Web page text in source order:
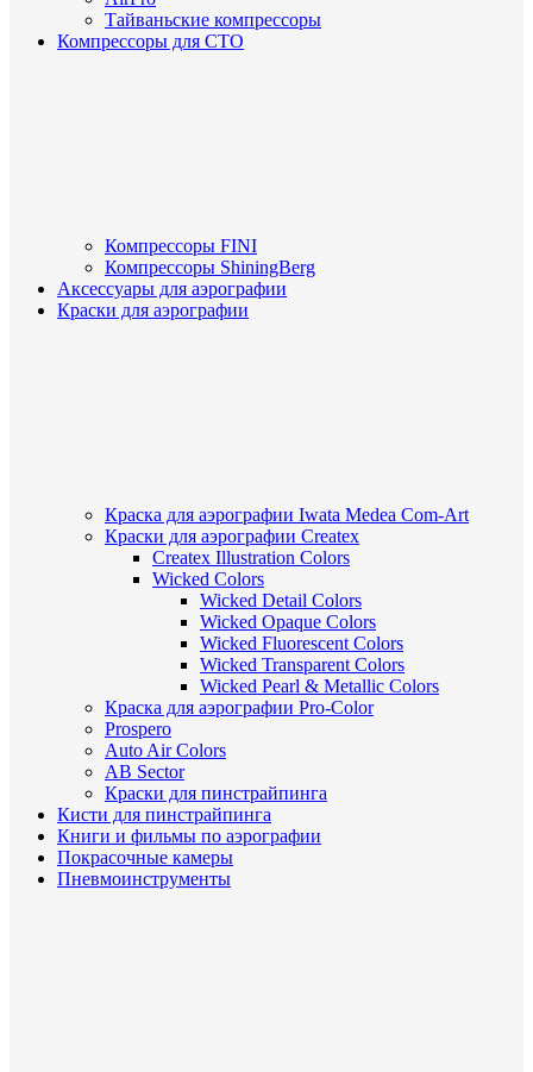
Тайваньские компрессоры
Компрессоры для СТО
Компрессоры FINI
Компрессоры ShiningBerg
Аксессуары для аэрографии
Краски для аэрографии
Краска для аэрографии Iwata Medea Com-Art
Краски для аэрографии Createx
Createx Illustration Colors
Wicked Colors
Wicked Detail Colors
Wicked Opaque Colors
Wicked Fluorescent Colors
Wicked Transparent Colors
Wicked Pearl & Metallic Colors
Краска для аэрографии Pro-Color
Prospero
Auto Air Colors
AB Sector
Краски для пинстрайпинга
Кисти для пинстрайпинга
Книги и фильмы по аэрографии
Покрасочные камеры
Пневмоинструменты